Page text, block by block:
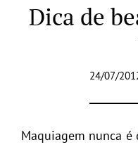
Dica de
24/07/
Maquiagem nunca é